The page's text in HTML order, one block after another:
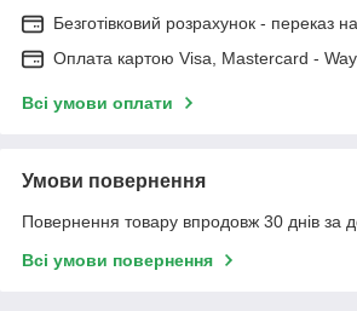
Безготівковий розрахунок - переказ
Оплата картою Visa, Mastercard -
Всі умови оплати
Умови повернення
Повернення товару впродовж 30 днів за
Всі умови повернення